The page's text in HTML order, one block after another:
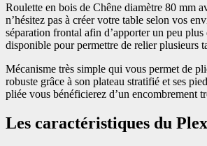
Roulette en bois de Chêne diamètre 80 mm
n’hésitez pas à créer votre table selon vos
séparation frontal afin d’apporter un peu
disponible pour permettre de relier plusieurs
Mécanisme très simple qui vous permet de
robuste grâce à son plateau stratifié et ses
pliée vous bénéficierez d’un encombrement
Les caractéristiques du